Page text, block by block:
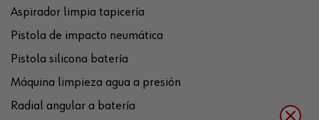
Aspirador limpia tapicería
Pistola de impacto neumática
Pistola silicona batería
Máquina limpieza agua a presión
Radial angular a batería